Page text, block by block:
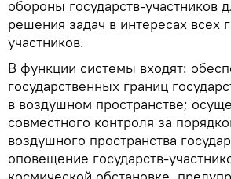
обороны государств-участников
решения задач в интересах всех
участников.
В функции системы входят:
государственных границ
в воздушном пространстве;
совместного контроля за
воздушного пространства
оповещение государств-